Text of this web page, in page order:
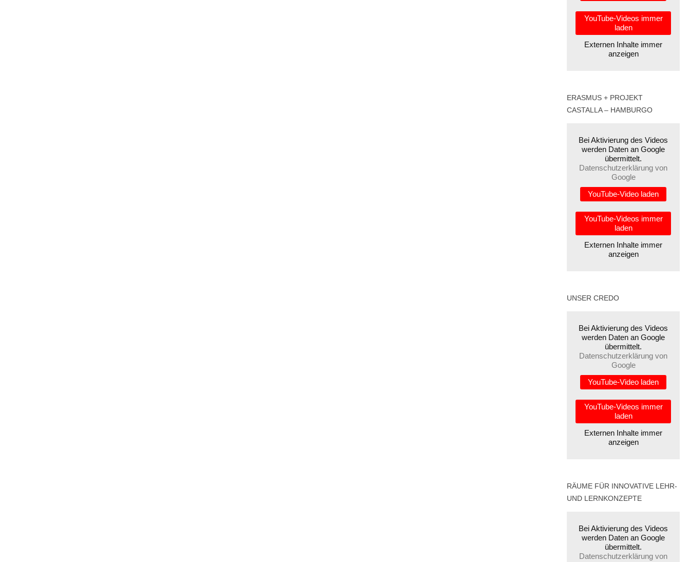
YouTube-Videos immer
laden
Externen Inhalte immer
anzeigen
ERASMUS + PROJEKT
CASTALLA – HAMBURGO
Bei Aktivierung des Videos
werden Daten an Google
übermittelt.
Datenschutzerklärung von
Google
YouTube-Video laden
YouTube-Videos immer
laden
Externen Inhalte immer
anzeigen
UNSER CREDO
Bei Aktivierung des Videos
werden Daten an Google
übermittelt.
Datenschutzerklärung von
Google
YouTube-Video laden
YouTube-Videos immer
laden
Externen Inhalte immer
anzeigen
RÄUME FÜR INNOVATIVE LEHR-
UND LERNKONZEPTE
Bei Aktivierung des Videos
werden Daten an Google
übermittelt.
Datenschutzerklärung von